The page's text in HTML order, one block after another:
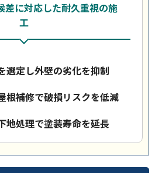
差に対応した耐久重視の施
工
選定し外壁の劣化を抑制
根補修で破損リスクを低減
地処理で塗装寿命を延長